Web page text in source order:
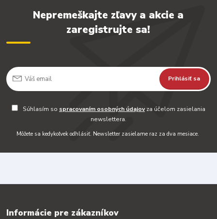
Nepremeškajte zľavy a akcie a
zaregistrujte sa!
Prihlásiť sa
Súhlasím so spracovaním osobných údajovza účelom zasielania
newslettera.
Môžete sa kedykoľvek odhlásiť. Newsletter zasielame raz za dva mesiace.
Informácie pre zákazníkov